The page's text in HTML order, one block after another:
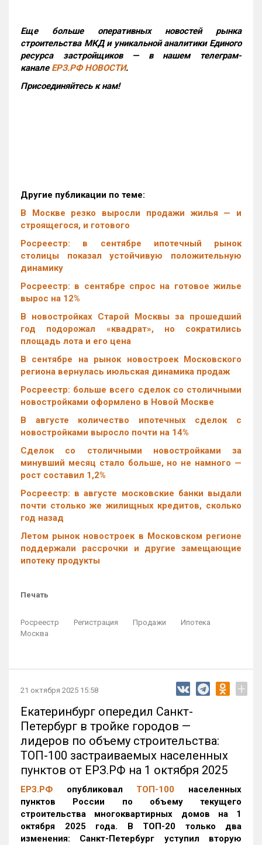
Еще больше оперативных новостей рынка
строительства МКД и уникальной аналитики Единого
ресурса застройщиков — в нашем телеграм-
канале ЕРЗ.РФ НОВОСТИ.
Присоединяйтесь к нам!
Другие публикации по теме:
В Москве резко выросли продажи жилья — и
строящегося, и готового
Росреестр: в сентябре ипотечный рынок
столицы показал устойчивую положительную
динамику
Росреестр: в сентябре спрос на готовое жилье
вырос на 12%
В новостройках Старой Москвы за прошедший
год подорожал «квадрат», но сократились
площадь лота и его цена
В сентябре на рынок новостроек Московского
региона вернулась июльская динамика продаж
Росреестр: больше всего сделок со столичными
новостройками оформлено в Новой Москве
В августе количество ипотечных сделок с
новостройками выросло почти на 14%
Cделок со столичными новостройками за
минувший месяц стало больше, но не намного —
рост составил 1,2%
Росреестр: в августе московские банки выдали
почти столько же жилищных кредитов, сколько
год назад
Летом рынок новостроек в Московском регионе
поддержали рассрочки и другие замещающие
ипотеку продукты
Печать
Росреестр Регистрация Продажи
Ипотека
Москва
21 октября 2025 15:58 +
Екатеринбург опередил Санкт-
Петербург в тройке городов —
лидеров по объему строительства:
ТОП-100 застраиваемых населенных
пунктов от ЕРЗ.РФ на 1 октября 2025
ЕРЗ.РФ опубликовал ТОП-100 населенных
пунктов России по объему текущего
строительства многоквартирных домов на 1
октября 2025 года. В ТОП-20 только два
изменения: Санкт-Петербург уступил вторую